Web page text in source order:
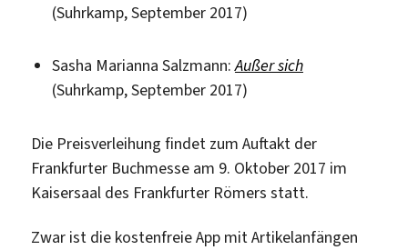
(Suhrkamp, September 2017)
Sasha Marianna Salzmann:Außer sich
(Suhrkamp, September 2017)
Die Preisverleihung findet zum Auftakt der
Frankfurter Buchmesse am 9. Oktober 2017 im
Kaisersaal des Frankfurter Römers statt.
Zwar ist die kostenfreie App mit Artikelanfängen